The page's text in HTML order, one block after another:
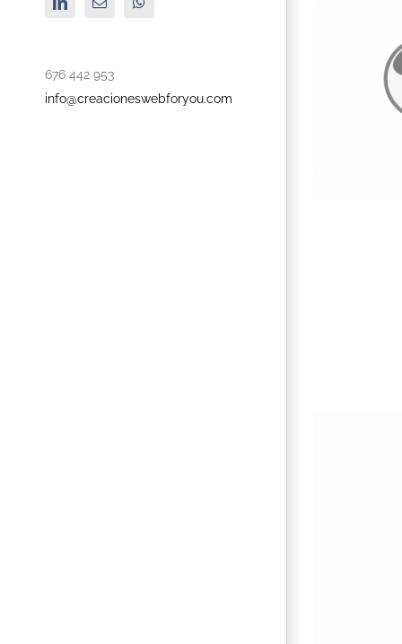
LinkedInCorreoWhatsApp
676 442 953
info@creacioneswebforyou.com